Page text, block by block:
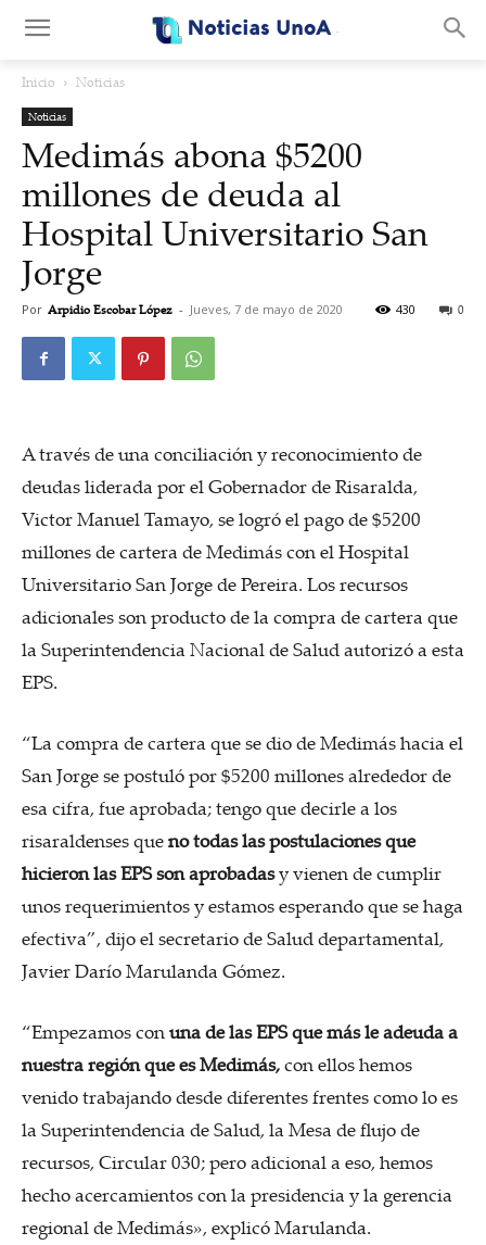
Inicio Noticias
Noticias
Medimás abona $5200
millones de deuda al
Hospital Universitario San
Jorge
Por Arpidio Escobar López - Jueves, 7 de mayo de 2020 0
430
A través de una conciliación y reconocimiento de
deudas liderada por el Gobernador de Risaralda,
Victor Manuel Tamayo, se logró el pago de $5200
millones de cartera de Medimás con el Hospital
Universitario San Jorge de Pereira. Los recursos
adicionales son producto de la compra de cartera que
la Superintendencia Nacional de Salud autorizó a esta
EPS.
“La compra de cartera que se dio de Medimás hacia el
San Jorge se postuló por $5200 millones alrededor de
esa cifra, fue aprobada; tengo que decirle a los
risaraldenses queno todas las postulaciones que
hicieron las EPS son aprobadasy vienen de cumplir
unos requerimientos y estamos esperando que se haga
efectiva”, dijo el secretario de Salud departamental,
Javier Darío Marulanda Gómez.
“Empezamos conuna de las EPS que más le adeuda a
nuestra región que es Medimás,con ellos hemos
venido trabajando desde diferentes frentes como lo es
la Superintendencia de Salud, la Mesa de flujo de
recursos, Circular 030; pero adicional a eso, hemos
hecho acercamientos con la presidencia y la gerencia
regional de Medimás», explicó Marulanda.